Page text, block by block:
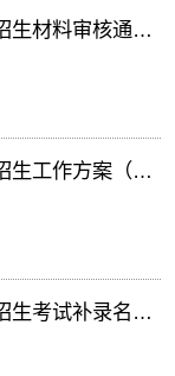
生材料审核通过
生工作方案（第
生考试补录名单